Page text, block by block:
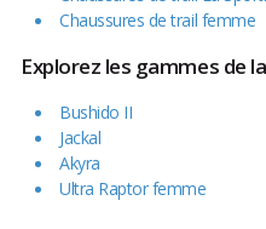
Chaussures de trail femme
Explorez les gammes de
Bushido II
Jackal
Akyra
Ultra Raptor femme